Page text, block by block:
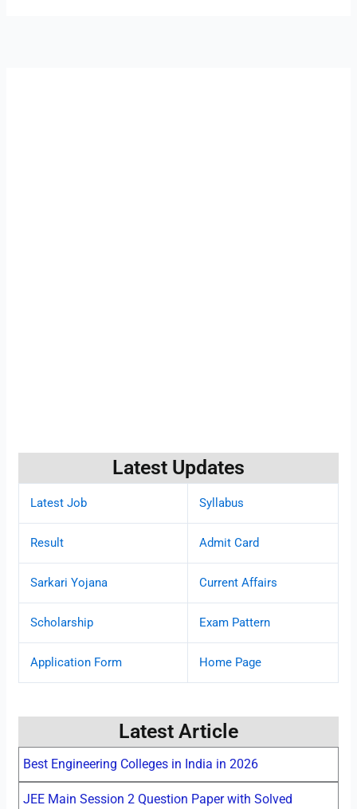
Latest Updates
Latest Job Syllabus
Result Admit Card
Sarkari Yojana Current Affairs
Scholarship Exam Pattern
Application Form Home Page
Latest Article
Best Engineering Colleges in India in 2026
JEE Main Session 2 Question Paper with Solved